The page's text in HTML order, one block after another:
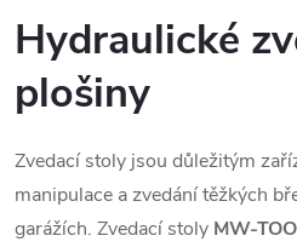
Hydraulické
plošiny
Zvedací stoly jsou důležitým
manipulace a zvedání těžkých
garážích. Zvedací stoly MW-